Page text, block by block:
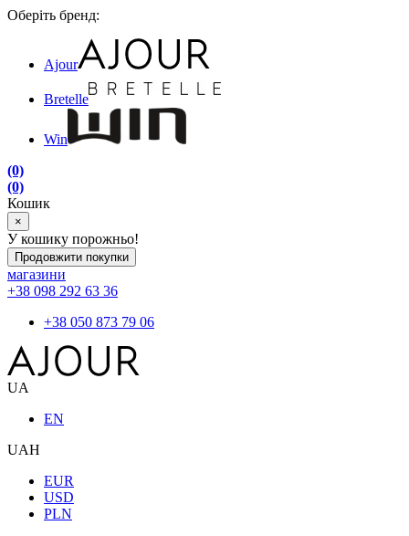
Оберіть бренд:
Ajour
Bretelle
Win
(0)
(0)
Кошик
×
У кошику порожньо!
Продовжити покупки
магазини
+38 098 292 63 36
+38 050 873 79 06
UA
EN
UAH
EUR
USD
PLN